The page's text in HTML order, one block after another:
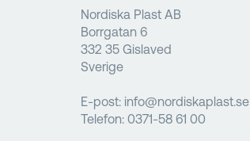
Nordiska Plast AB
Borrgatan 6
332 35 Gislaved
Sverige
E-post: info@nordiskaplast.se
Telefon: 0371-58 61 00